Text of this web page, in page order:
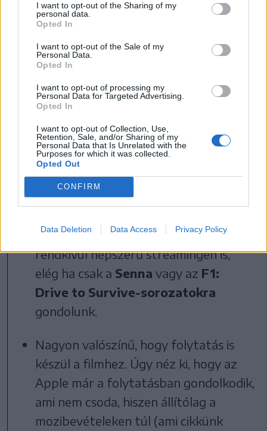
I want to opt-out of the Sharing of my
personal data.
Opted In
I want to opt-out of the Sale of my
Personal Data.
Opted In
I want to opt-out of processing my
Personal Data for Targeted Advertising.
Opted In
I want to opt-out of Collection, Use,
Retention, Sale, and/or Sharing of my
Personal Data that Is Unrelated with the
Purposes for which it was collected.
Opted Out
CONFIRM
Data Deletion Data Access Privacy Policy
jutó és ebből kettőt díjra váltó
(legjobb vágás és legjobb hangvágás)
Aszfalt királyaiés a 2013-as
Hajsza a
győzelemért
emeli az autóversenyzős drámák
renoméját és próbálja feledtetni az
mint amilyen a 2023-asGran
Tourismo, vagy éppen a 2014-es
Need for Speedvoltak. Igaz, hogy az
utóbbi két videójáték-adaptációt nem
világában, ami a valós futamok mellett
rendkívül népszerű streamingen is,
elég ha csak a Senna vagy az F1:
Drive to Survive-sorozatokra
gondolunk.
Nagyon valószínű, hogy folytatás is
készül a filmhez. Úgy néz ki, hogy az
Apple már a folytatásban gondolkodik,
ami nem csoda, hiszen állítólag a
mozibevételeken túl (ami cikkünk